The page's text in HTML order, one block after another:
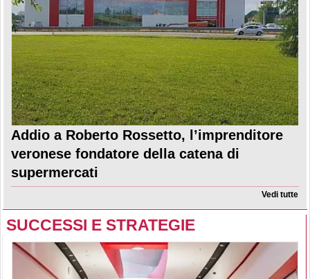
Addio a Roberto Rossetto, l’imprenditore
veronese fondatore della catena di
supermercati
Vedi tutte
SUCCESSI E STRATEGIE